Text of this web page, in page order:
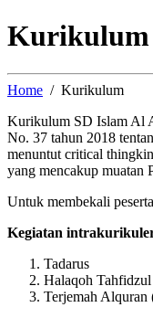
Kurikulum
Home
Kurikulum
Kurikulum SD Islam Al
No. 37 tahun 2018
menuntut critical
yang mencakup muatan
Untuk membekali
Kegiatan
Tadarus
Halaqoh
Terjemah Alquran